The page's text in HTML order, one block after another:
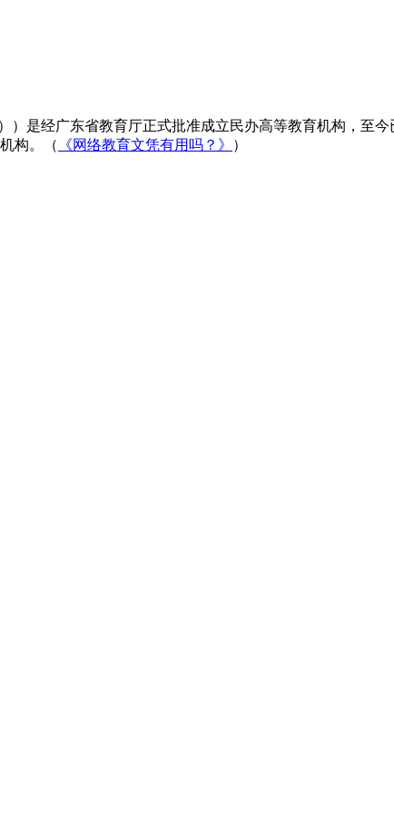
是经广东省教育厅正式批准成立民办高等教育机构，至
构。（
《网络教育文凭有用吗？》
）